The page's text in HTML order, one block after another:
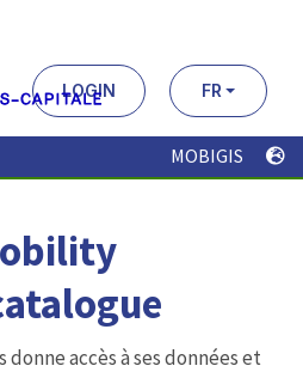
LOGIN FR
MOBIGIS
accès à ses données et